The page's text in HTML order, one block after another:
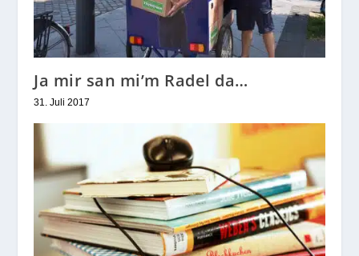
Ja mir san mi’m Radel da…
31. Juli 2017